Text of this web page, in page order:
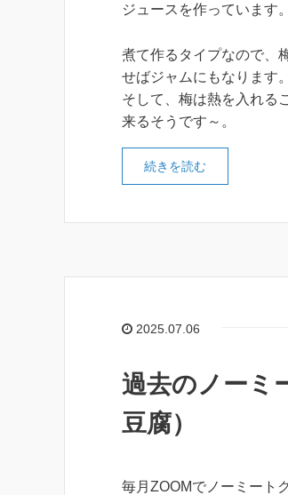
ジュースを作っています。
煮て作るタイプなので、
せばジャムにもなります。
そして、梅は熱を入れる
来るそうです～。
続きを読む
2025.07.06
過去のノーミ
豆腐）
毎月ZOOMでノーミート